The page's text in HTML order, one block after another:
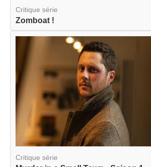
Critique série
Zomboat !
Critique série